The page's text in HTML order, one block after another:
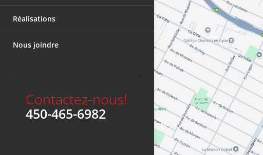
Nettoyage à pression
Hydrogommage
Teinture de maçonnerie
Réalisations
Nous joindre
Contactez-nous!
450-465-6982